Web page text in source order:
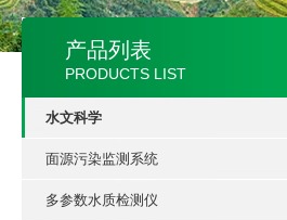
产品列表
PRODUCTS LIST
水文科学
面源污染监测系统
多参数水质检测仪